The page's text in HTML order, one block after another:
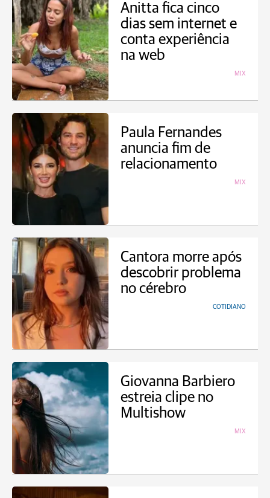
Anitta fica cinco
dias sem internet e
conta experiência
na web
MIX
Paula Fernandes
anuncia fim de
relacionamento
MIX
Cantora morre após
descobrir problema
no cérebro
COTIDIANO
Giovanna Barbiero
estreia clipe no
Multishow
MIX